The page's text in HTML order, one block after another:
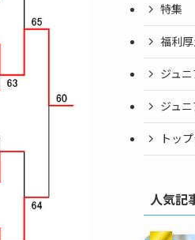
特集
福利
ジュ
ジュ
トッ
人気記